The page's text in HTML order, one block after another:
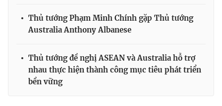
Thủ tướng Phạm Minh Chính gặp Thủ tướng
Australia Anthony Albanese
Thủ tướng đề nghị ASEAN và Australia hỗ trợ
nhau thực hiện thành công mục tiêu phát triển
bền vững